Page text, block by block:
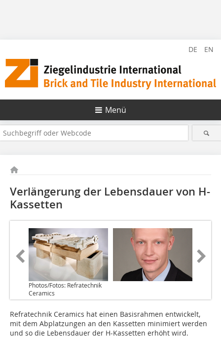
DE EN
Menü
Verlängerung der Lebensdauer von H-
Kassetten
Photos/Fotos: Refratechnik
Ceramics
Refratechnik Ceramics hat einen Basisrahmen entwickelt,
mit dem Abplatzungen an den Kassetten minimiert werden
und so die Lebensdauer der H-Kassetten erhöht wird.